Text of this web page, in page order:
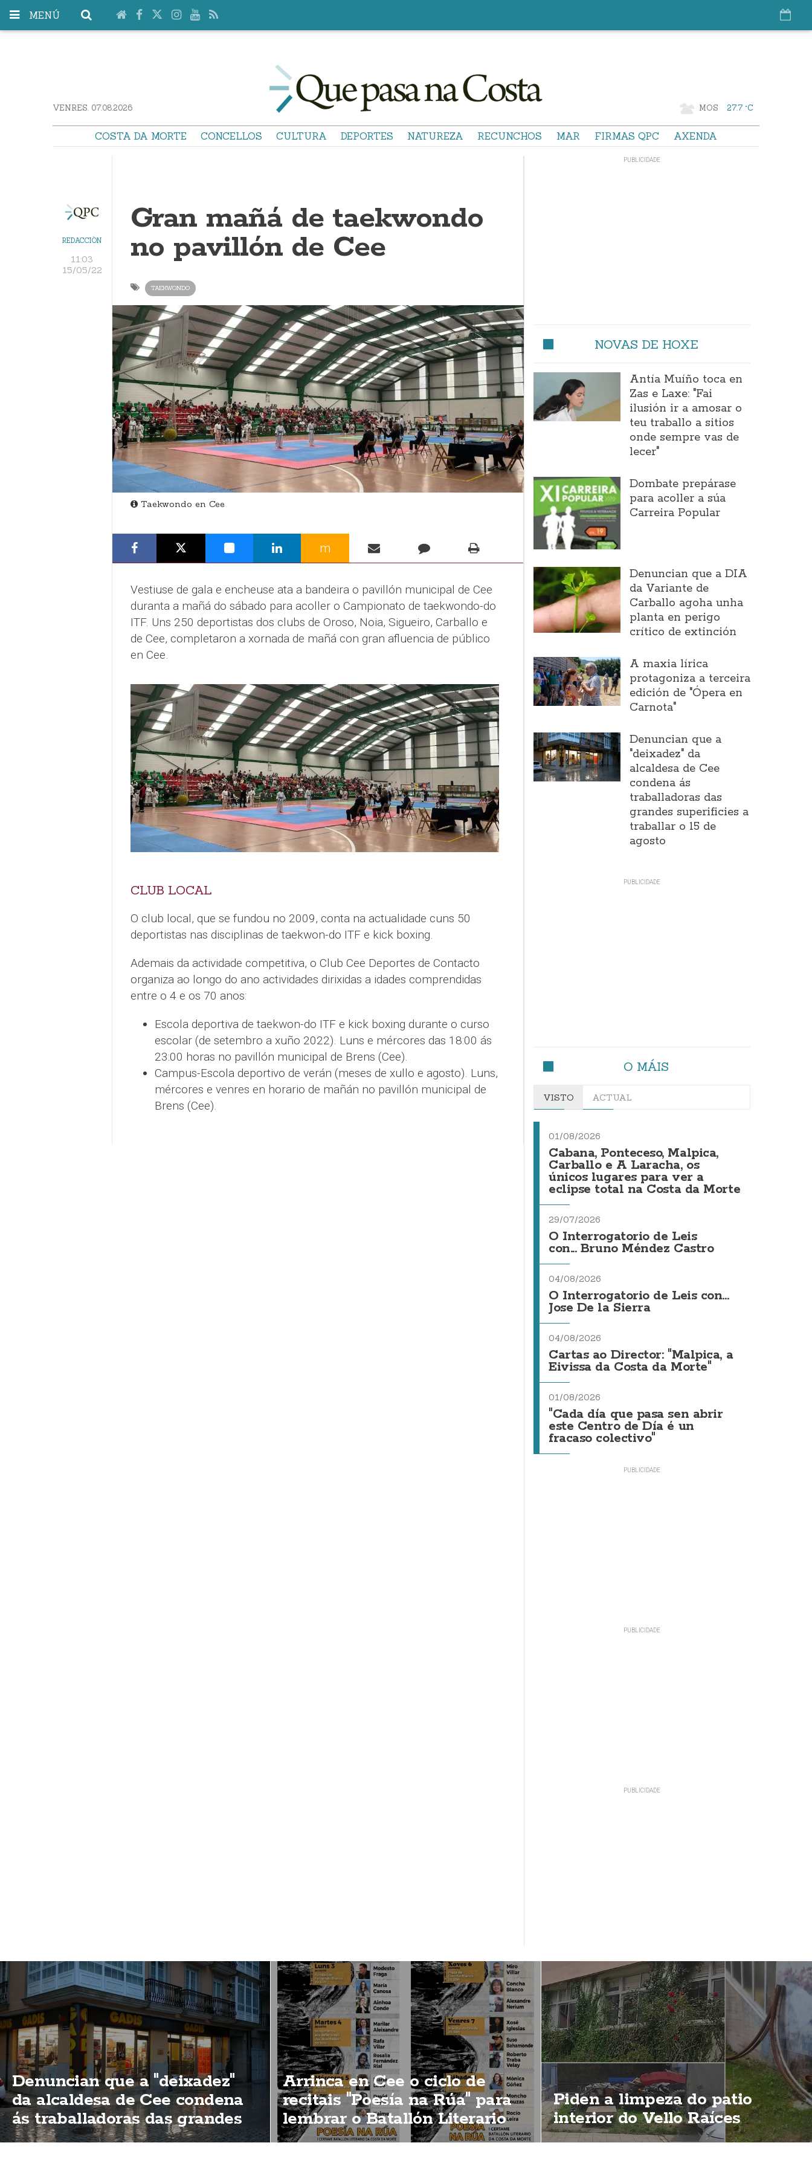
MENÚ
VENRES. 07.08.2026 MOS 27.7 °C
COSTA DA MORTE CONCELLOS CULTURA DEPORTES NATUREZA RECUNCHOS MAR FIRMAS QPC AXENDA
REDACCIÓN
11:03
15/05/22
Gran mañá de taekwondo
no pavillón de Cee
TAEKWONDO
Taekwondo en Cee
m
Vestiuse de gala e encheuse ata a bandeira o pavillón municipal de Cee
duranta a mañá do sábado para acoller o Campionato de taekwondo-do
ITF. Uns 250 deportistas dos clubs de Oroso, Noia, Sigueiro, Carballo e
de Cee, completaron a xornada de mañá con gran afluencia de público
en Cee.
CLUB LOCAL
O club local, que se fundou no 2009, conta na actualidade cuns 50
deportistas nas disciplinas de taekwon-do ITF e kick boxing.
Ademais da actividade competitiva, o Club Cee Deportes de Contacto
organiza ao longo do ano actividades dirixidas a idades comprendidas
entre o 4 e os 70 anos:
Escola deportiva de taekwon-do ITF e kick boxing durante o curso
escolar (de setembro a xuño 2022). Luns e mércores das 18:00 ás
23:00 horas no pavillón municipal de Brens (Cee).
Campus-Escola deportivo de verán (meses de xullo e agosto). Luns,
mércores e venres en horario de mañán no pavillón municipal de
Brens (Cee).
NOVAS DE HOXE
Antía Muíño toca en
Zas e Laxe: "Fai
ilusión ir a amosar o
teu traballo a sitios
onde sempre vas de
lecer"
Dombate prepárase
para acoller a súa
Carreira Popular
Denuncian que a DIA
da Variante de
Carballo agoha unha
planta en perigo
crítico de extinción
A maxia lírica
protagoniza a terceira
edición de "Ópera en
Carnota"
Denuncian que a
"deixadez" da
alcaldesa de Cee
condena ás
traballadoras das
grandes superificies a
traballar o 15 de
agosto
O MÁIS
VISTO ACTUAL
01/08/2026
Cabana, Ponteceso, Malpica,
Carballo e A Laracha, os
únicos lugares para ver a
eclipse total na Costa da Morte
29/07/2026
O Interrogatorio de Leis
con... Bruno Méndez Castro
04/08/2026
O Interrogatorio de Leis con...
Jose De la Sierra
04/08/2026
Cartas ao Director: "Malpica, a
Eivissa da Costa da Morte"
01/08/2026
"Cada día que pasa sen abrir
este Centro de Día é un
fracaso colectivo"
Denuncian que a "deixadez"
da alcaldesa de Cee condena
ás traballadoras das grandes
superificies a traballar o 15 de
Arrinca en Cee o ciclo de
recitais "Poesía na Rúa" para
lembrar o Batallón Literario
Piden a limpeza do patio
interior do Vello Raíces